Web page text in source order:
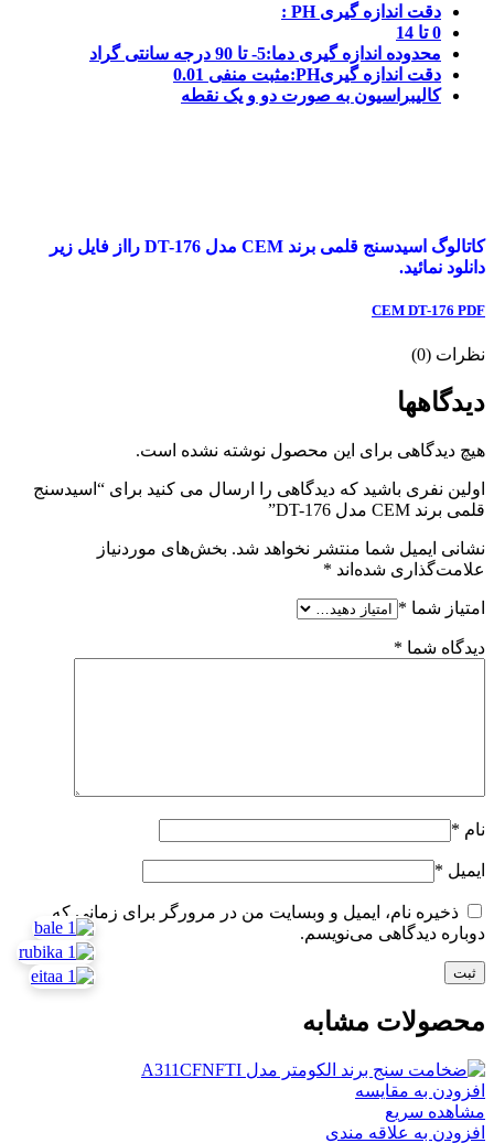
دقت اندازه گیری PH :
0 تا 14
محدوده اندازه گیری دما:5- تا 90 درجه سانتی گراد
دقت اندازه گیریPH:مثبت منفی 0.01
کالیبراسیون به صورت دو و یک نقطه
کاتالوگ اسیدسنج قلمی برند CEM مدل DT-176 رااز فایل زیر
دانلود نمائید.
CEM DT-176 PDF
نظرات (0)
دیدگاهها
هیچ دیدگاهی برای این محصول نوشته نشده است.
اولین نفری باشید که دیدگاهی را ارسال می کنید برای “اسیدسنج
قلمی برند CEM مدل DT-176”
نشانی ایمیل شما منتشر نخواهد شد. بخش‌های موردنیاز
علامت‌گذاری شده‌اند *
امتیاز شما *
دیدگاه شما *
نام *
ایمیل *
ذخیره نام، ایمیل و وبسایت من در مرورگر برای زمانی که
دوباره دیدگاهی می‌نویسم.
محصولات مشابه
افزودن به مقایسه
مشاهده سریع
افزودن به علاقه مندی